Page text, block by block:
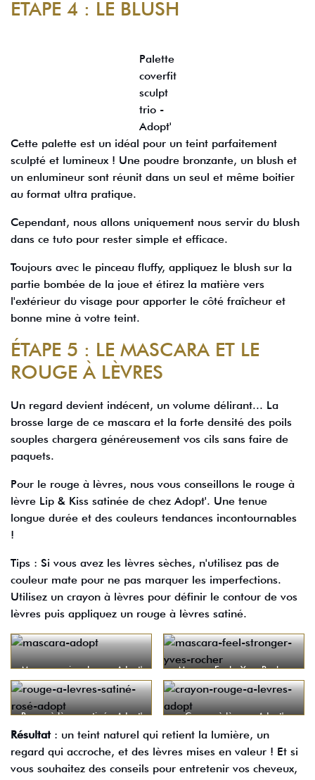
ÉTAPE 4 : LE BLUSH
Palette
coverfit
sculpt
trio -
Adopt'
Cette palette est un idéal pour un teint parfaitement
sculpté et lumineux ! Une poudre bronzante, un blush et
un enlumineur sont réunit dans un seul et même boitier
au format ultra pratique.
Cependant, nous allons uniquement nous servir du blush
dans ce tuto pour rester simple et efficace.
Toujours avec le pinceau fluffy, appliquez le blush sur la
partie bombée de la joue et étirez la matière vers
l'extérieur du visage pour apporter le côté fraîcheur et
bonne mine à votre teint.
ÉTAPE 5 : LE MASCARA ET LE
ROUGE À LÈVRES
Un regard devient indécent, un volume délirant... La
brosse large de ce mascara et la forte densité des poils
souples chargera généreusement vos cils sans faire de
paquets.
Pour le rouge à lèvres, nous vous conseillons le rouge à
lèvre Lip & Kiss satinée de chez Adopt'. Une tenue
longue durée et des couleurs tendances incontournables
!
Tips : Si vous avez les lèvres sèches, n'utilisez pas de
couleur mate pour ne pas marquer les imperfections.
Utilisez un crayon à lèvres pour définir le contour de vos
lèvres puis appliquez un rouge à lèvres satiné.
Mascara noir volume - Adopt' Mascara Feel - Yves Rocher
Rouge à lèvres satiné - Adopt' Crayon à lèvres - Adopt'
Résultat: un teint naturel qui retient la lumière, un
regard qui accroche, et des lèvres mises en valeur ! Et si
vous souhaitez des conseils pour entretenir vos cheveux,